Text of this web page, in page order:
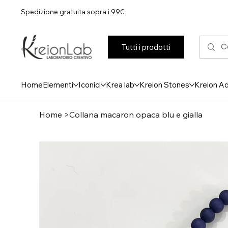
Spedizione gratuita sopra i 99€
Tutti i prodotti
HomeElementi Iconici Krea lab Kreion Stones Kreion
Home >Collana macaron opaca blu e gialla